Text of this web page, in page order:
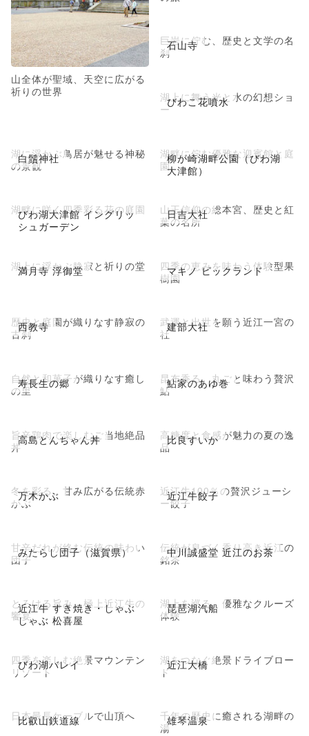
山全体が聖域、天空に広がる
祈りの世界
石山寺
巨岩に佇む、歴史と文学の名
刹
びわこ花噴水
湖上に舞う光と水の幻想ショ
ー
白鬚神社
湖に浮かぶ鳥居が魅せる神秘
の景観
柳が崎湖畔公園（びわ湖
大津館）
湖畔に佇む優雅な迎賓館と庭
園
びわ湖大津館 イングリッ
シュガーデン
湖畔に咲く四季彩る花の庭園 日吉大社
山王信仰の総本宮、歴史と紅
葉の名所
満月寺 浮御堂
湖上に浮かぶ静寂と祈りの堂 マキノ ピックランド
四季の恵みを味わう体験型果
樹園
西教寺
歴史と庭園が織りなす静寂の
古刹
建部大社
武運と出世を願う近江一宮の
社
寿長生の郷
自然と和菓子が織りなす癒し
の里
鮎家のあゆ巻
昆布香る、丸ごと味わう贅沢
鮎
高島とんちゃん丼
旨辛鶏肉で楽しむご当地絶品
丼
比良すいか
高糖度と食感が魅力の夏の逸
品
万木かぶ
冬を彩る、甘み広がる伝統赤
かぶ
近江牛餃子
近江牛100％の贅沢ジューシ
ー餃子
みたらし団子（滋賀県）
甘辛だれが絡む伝統の味わい
団子
中川誠盛堂 近江のお茶
伝統が息づく香り高き近江の
銘茶
近江牛 すき焼き・しゃぶ
しゃぶ 松喜屋
とろける旨み、極上近江牛の
饗宴
琵琶湖汽船
湖上を巡る、優雅なクルーズ
体験
びわ湖バレイ
四季を楽しむ絶景マウンテン
リゾート
近江大橋
湖をつなぐ絶景ドライブロー
ド
比叡山鉄道線
日本最長ケーブルで山頂へ 雄琴温泉
千年の歴史に癒される湖畔の
湯